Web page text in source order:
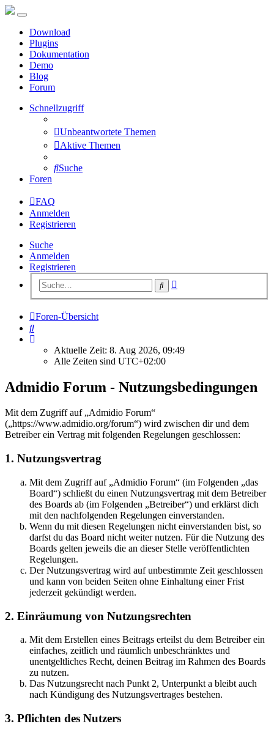
Download
Plugins
Dokumentation
Demo
Blog
Forum
Schnellzugriff
Unbeantwortete Themen
Aktive Themen
Suche
Foren
FAQ
Anmelden
Registrieren
Suche
Anmelden
Registrieren
Suche
Foren-Übersicht
Suche
Aktuelle Zeit: 8. Aug 2026, 09:49
Alle Zeiten sind UTC+02:00
Admidio Forum - Nutzungsbedingungen
Mit dem Zugriff auf „Admidio Forum“
(„https://www.admidio.org/forum“) wird zwischen dir und dem
Betreiber ein Vertrag mit folgenden Regelungen geschlossen:
1. Nutzungsvertrag
Mit dem Zugriff auf „Admidio Forum“ (im Folgenden „das
Board“) schließt du einen Nutzungsvertrag mit dem Betreiber
des Boards ab (im Folgenden „Betreiber“) und erklärst dich
mit den nachfolgenden Regelungen einverstanden.
Wenn du mit diesen Regelungen nicht einverstanden bist, so
darfst du das Board nicht weiter nutzen. Für die Nutzung des
Boards gelten jeweils die an dieser Stelle veröffentlichten
Regelungen.
Der Nutzungsvertrag wird auf unbestimmte Zeit geschlossen
und kann von beiden Seiten ohne Einhaltung einer Frist
jederzeit gekündigt werden.
2. Einräumung von Nutzungsrechten
Mit dem Erstellen eines Beitrags erteilst du dem Betreiber ein
einfaches, zeitlich und räumlich unbeschränktes und
unentgeltliches Recht, deinen Beitrag im Rahmen des Boards
zu nutzen.
Das Nutzungsrecht nach Punkt 2, Unterpunkt a bleibt auch
nach Kündigung des Nutzungsvertrages bestehen.
3. Pflichten des Nutzers